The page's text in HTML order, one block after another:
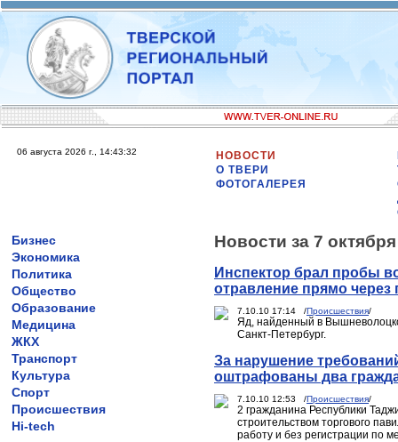
06 августа 2026 г., 14:43:32
НОВОСТИ
О ТВЕРИ
ФОТОГАЛЕРЕЯ
Бизнес
Экономика
Политика
Общество
Образование
Медицина
ЖКХ
Транспорт
Культура
Спорт
Происшествия
Hi-tech
Новости за 7
Инспектор брал пробы
отравление прямо через
7.10.10 17:14 /Происшествия/
Яд, найденный в
Санкт-Петербург.
За нарушение
оштрафованы два
7.10.10 12:53 /Происшествия/
2 гражданина Республики
строительством торгового
работу и без регистрации по